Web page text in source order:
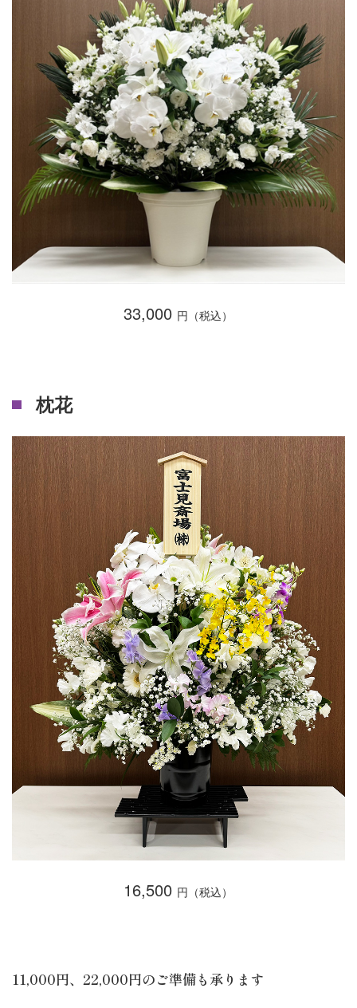
33,000 円（税込）
枕花
16,500 円（税込）
11,000円、22,000円のご準備も承ります